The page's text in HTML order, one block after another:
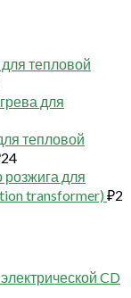
тепловой
для
тепловой
24
для
transformer) ₽2
CD